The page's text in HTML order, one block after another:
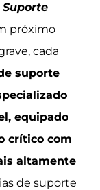
próximo
cada
suporte
equipado
crítico com
altamente
de suporte